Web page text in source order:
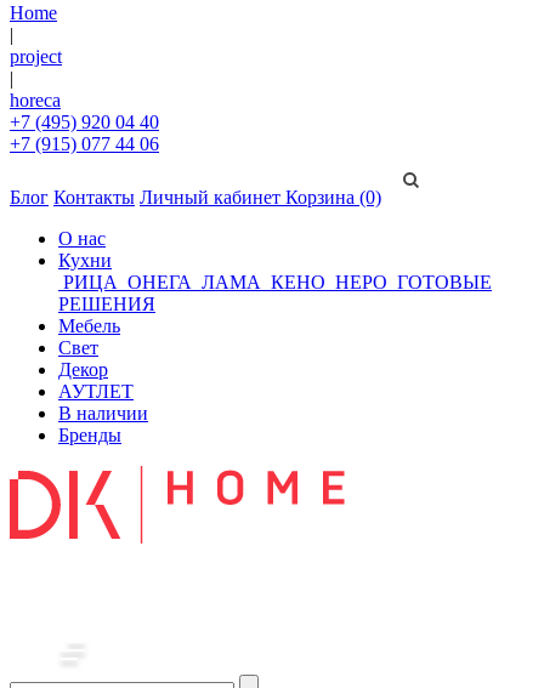
Home
|
project
|
horeca
+7 (495) 920 04 40
+7 (915) 077 44 06
Блог Контакты Личный кабинет Корзина (0)
О нас
Кухни
РИЦА ОНЕГА ЛАМА КЕНО НЕРО ГОТОВЫЕ
РЕШЕНИЯ
Мебель
Свет
Декор
АУТЛЕТ
В наличии
Бренды